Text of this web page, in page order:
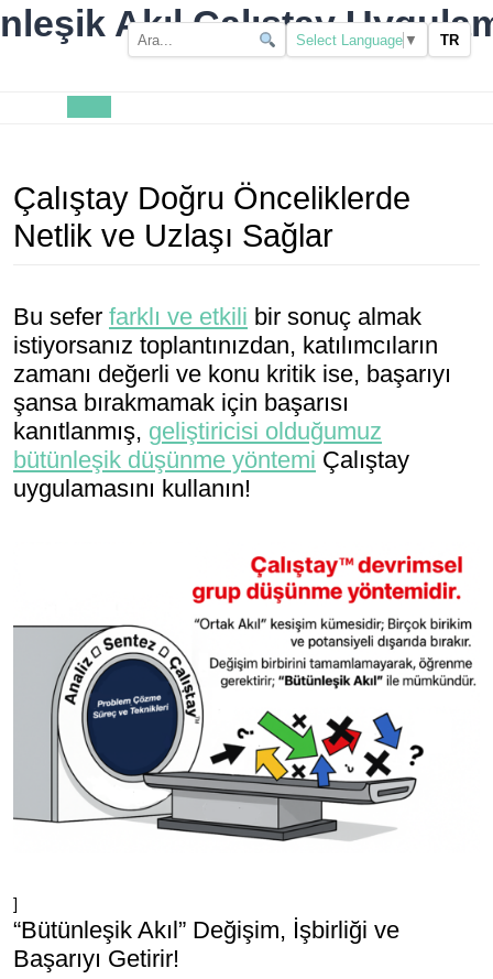
Select Language ▼ TR
Skip
to
Akıl Çalıştay
Button
Çalıştay Doğru Önceliklerde
Netlik ve Uzlaşı Sağlar
Bu sefer farklı ve etkili bir sonuç almak
istiyorsanız toplantınızdan, katılımcıların
zamanı değerli ve konu kritik ise, başarıyı
şansa bırakmamak için başarısı
kanıtlanmış, geliştiricisi olduğumuz
bütünleşik düşünme yöntemi Çalıştay
uygulamasını kullanın!
]
“Bütünleşik Akıl” Değişim, İşbirliği ve
Başarıyı Getirir!